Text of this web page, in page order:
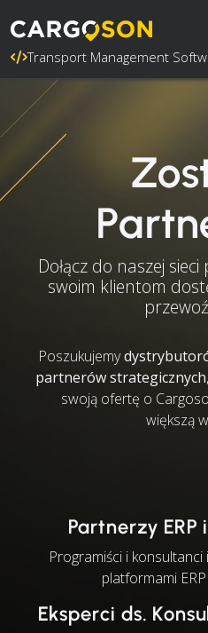
Transport Management
Dołącz do naszej
swoim klientom
Poszukujemy
partnerów strategicznych
swoją ofertę o
większą
Partnerzy
Programiści i
platformami
Eksperci ds.